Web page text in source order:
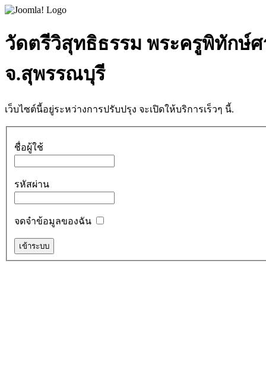
วัดตรีวิสุทธิธรรม พระครูพิทักษ์
จ.สุพรรณบุรี
เว็บไซต์นี้อยู่ระหว่างการปรับปรุง จะเปิดให้บริการเร็วๆ นี้.
ชื่อผู้ใช้
รหัสผ่าน
จดจำข้อมูลของฉัน